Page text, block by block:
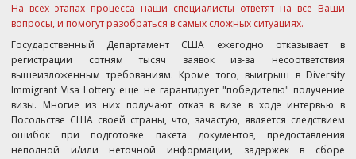
На всех этапах процесса наши специалисты ответят на все Ваши
вопросы, и помогут разобраться в самых сложных ситуациях.
Государственный Департамент США ежегодно отказывает в
регистрации сотням тысяч заявок из-за несоответствия
вышеизложенным требованиям. Кроме того, выигрыш в Diversity
Immigrant Visa Lottery еще не гарантирует "победителю" получение
визы. Многие из них получают отказ в визе в ходе интервью в
Посольстве США своей страны, что, зачастую, является следствием
ошибок при подготовке пакета документов, предоставления
неполной и/или неточной информации, задержек в сборе